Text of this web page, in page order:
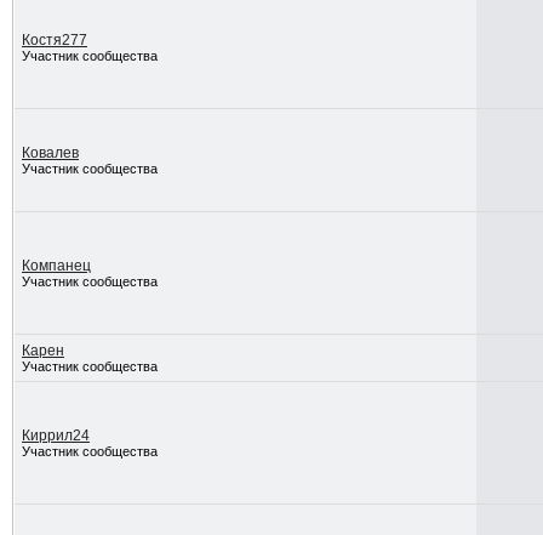
Костя277
Участник сообщества
Ковалев
Участник сообщества
Компанец
Участник сообщества
Карен
Участник сообщества
Киррил24
Участник сообщества